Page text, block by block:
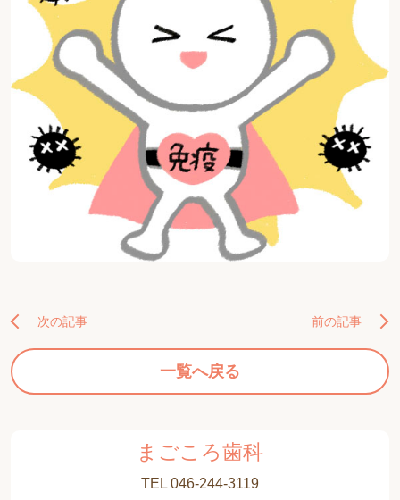
次の記事
一覧へ戻る
前の記事
まごころ歯科
TEL 046-244-3119